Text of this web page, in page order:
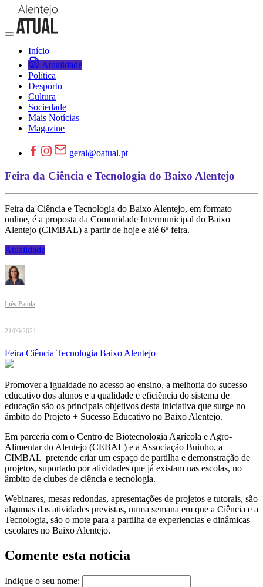
Início
Atualidade
Política
Desporto
Cultura
Sociedade
Mais Notícias
Magazine
geral@oatual.pt
Feira da Ciência e Tecnologia do Baixo Alentejo
Feira da Ciência e Tecnologia do Baixo Alentejo, em formato
online, é a proposta da Comunidade Intermunicipal do Baixo
Alentejo (CIMBAL) a partir de hoje e até 6º feira.
Atualidade
Inês Patola
21/06/2021
Feira Ciência Tecnologia BaixoAlentejo
Promover a igualdade no acesso ao ensino, a melhoria do sucesso
educativo dos alunos e a qualidade e eficiência do sistema de
educação são os principais objetivos desta iniciativa que surge no
âmbito do Projeto + Sucesso Educativo no Baixo Alentejo.
Em parceria com o Centro de Biotecnologia Agrícola e Agro-
Alimentar do Alentejo (CEBAL) e a Associação Buinho, a
CIMBAL pretende criar um espaço de partilha e demonstração de
projetos, suportado por atividades que já existam nas escolas, no
âmbito de clubes de ciência e tecnologia.
Webinares, mesas redondas, apresentações de projetos e tutorais, são
algumas das atividades previstas, numa semana em que a Ciência e a
Tecnologia, são o mote para a partilha de experiencias e dinâmicas
escolares no Baixo Alentejo.
Comente esta notícia
Indique o seu nome: